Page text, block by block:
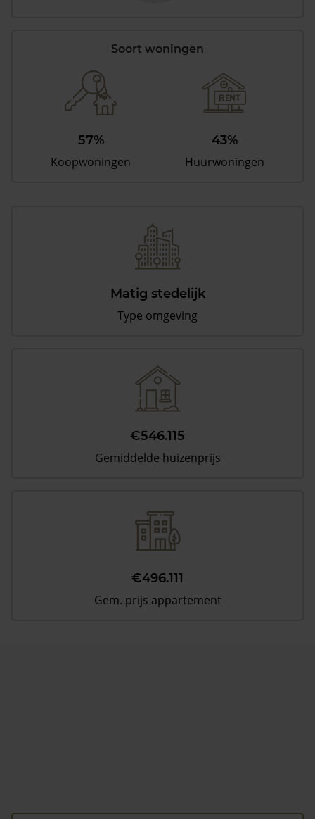
Soort woningen
57%
Koopwoningen
43%
Huurwoningen
Matig stedelijk
Type omgeving
€546.115
Gemiddelde huizenprijs
€496.111
Gem. prijs appartement